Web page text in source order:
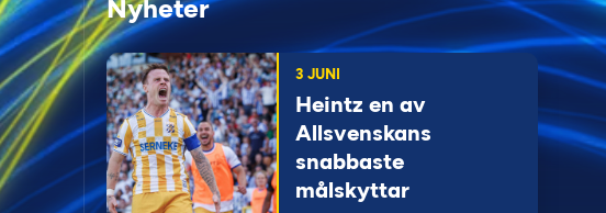
Nyheter
3 JUNI
Heintz en av
Allsvenskans
snabbaste
målskyttar